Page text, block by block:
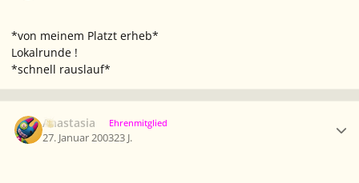
*von meinem Platzt erheb*
Lokalrunde !
*schnell rauslauf*
Anastasia Ehrenmitglied
27. Januar 200323 J.